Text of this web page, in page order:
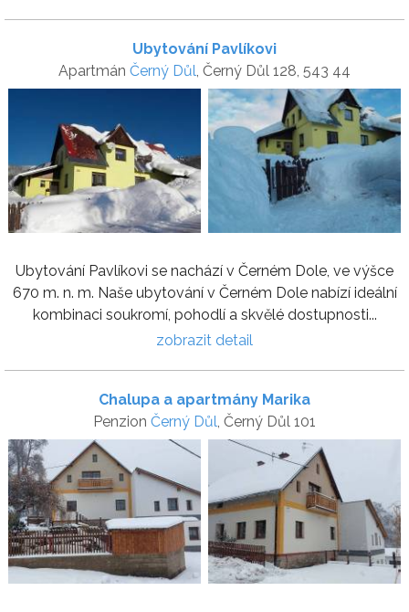
Ubytování Pavlíkovi
Apartmán Černý Důl , Černý Důl 128, 543 44
Ubytování Pavlíkovi se nachází v Černém Dole, ve výšce
670 m. n. m. Naše ubytování v Černém Dole nabízí ideální
kombinaci soukromí, pohodlí a skvělé dostupnosti...
zobrazit detail
Chalupa a apartmány Marika
Penzion Černý Důl, Černý Důl 101